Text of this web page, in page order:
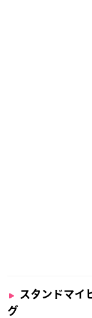
スタンドマイ
グ